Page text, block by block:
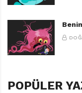
POPÜLER